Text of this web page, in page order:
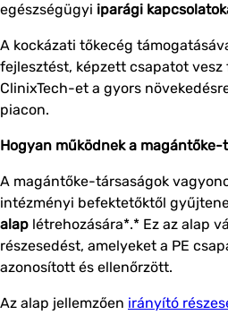
egészségügyi iparági
A kockázati tőkecég
fejlesztést, képzett csapatot vesz
ClinixTech-et a gyors
piacon.
Hogyan működnek a magántőke-
A magántőke-társaságok
intézményi befektetőktől
alap létrehozására*.* Ez az alap
részesedést, amelyeket a PE
azonosított és ellenőrzött.
Az alap jellemzően irányító